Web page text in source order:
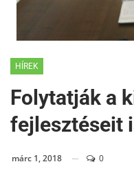
HÍREK
Folytatják a
fejlesztéseit
márc 1, 2018 0